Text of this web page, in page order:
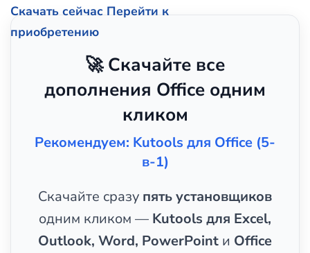
Скачать сейчас Перейти к
приобретению
🚀 Скачайте все
дополнения Office одним
кликом
Рекомендуем: Kutools для Office (5-
в-1)
Скачайте сразу пять установщиков
одним кликом — Kutools для Excel,
Outlook, Word, PowerPoint и Office